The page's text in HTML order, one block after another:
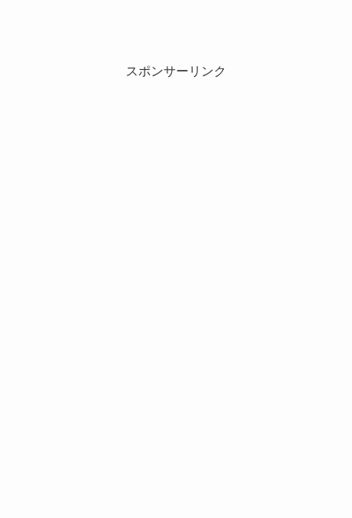
スポンサーリンク